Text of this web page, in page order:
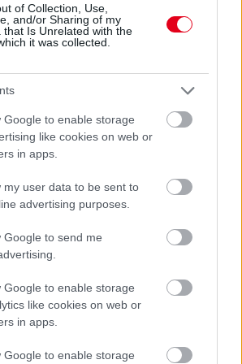
of Collection, Use,
and/or Sharing of my
that Is Unrelated with the
it was collected.
Google to enable storage
like cookies on web or
in apps.
my user data to be sent to
advertising purposes.
Google to send me
Google to enable storage
like cookies on web or
in apps.
Google to enable storage
21 órája
közel egy másodpercet javított a
körrekordon